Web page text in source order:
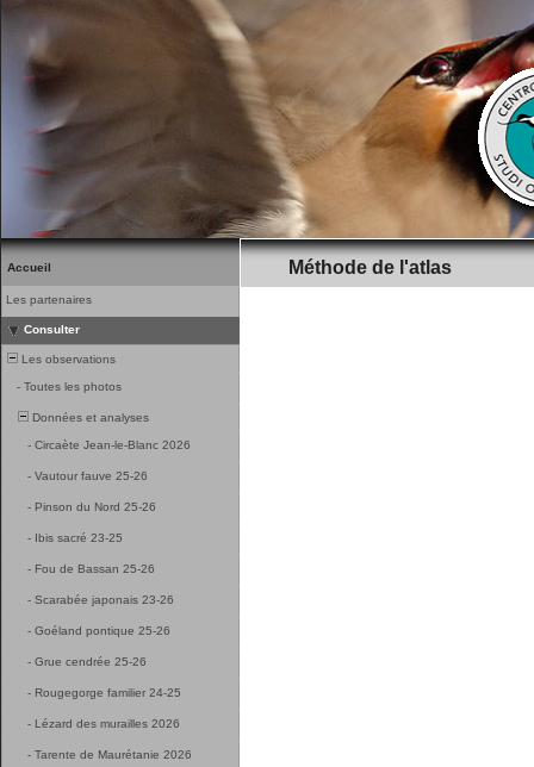
Accueil
Les partenaires
Consulter
Les observations
- Toutes les photos
Données et analyses
- Circaète Jean-le-Blanc 2026
- Vautour fauve 25-26
- Pinson du Nord 25-26
- Ibis sacré 23-25
- Fou de Bassan 25-26
- Scarabée japonais 23-26
- Goéland pontique 25-26
- Grue cendrée 25-26
- Rougegorge familier 24-25
- Lézard des murailles 2026
- Tarente de Maurétanie 2026
Méthode de l'atlas